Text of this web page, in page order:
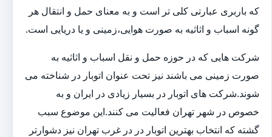
که باربری عبارتی کلی تر است و به معنای حمل و انتقال هر
گونه اسباب و اثاثیه به صورت هوایی،زمینی و یا دریایی است.
شرکت هایی که در حوزه حمل و نقل اسباب و اثاثیه به
صورت زمینی می باشند نیز تحت عنوان اتوبار در شناخته می
شوند.شرکت های اتوبار در بسیار زیادی در ایران و به
خصوص در شهر تهران فعالیت می کنند.این موضوع سبب
گشته که انتخاب بهترین اتوبار در در غرب تهران نیز دشوارتر